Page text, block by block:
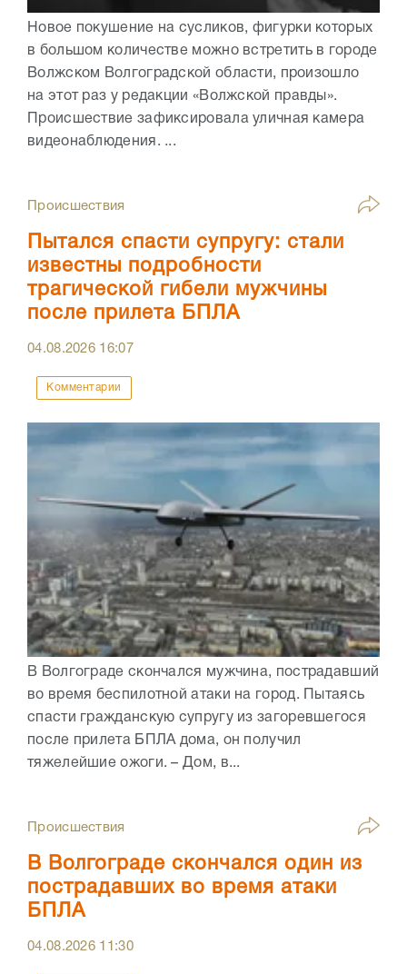
Новое покушение на сусликов, фигурки которых
в большом количестве можно встретить в городе
Волжском Волгоградской области, произошло
на этот раз у редакции «Волжской правды».
Происшествие зафиксировала уличная камера
видеонаблюдения. ...
Происшествия
Пытался спасти супругу: стали
известны подробности
трагической гибели мужчины
после прилета БПЛА
04.08.2026 16:07
Комментарии
В Волгограде скончался мужчина, пострадавший
во время беспилотной атаки на город. Пытаясь
спасти гражданскую супругу из загоревшегося
после прилета БПЛА дома, он получил
тяжелейшие ожоги. – Дом, в...
Происшествия
В Волгограде скончался один из
пострадавших во время атаки
БПЛА
04.08.2026 11:30